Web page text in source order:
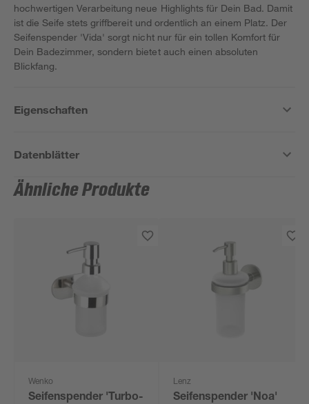
hochwertigen Verarbeitung neue Highlights für Dein Bad. Damit
ist die Seife stets griffbereit und ordentlich an einem Platz. Der
Seifenspender 'Vida' sorgt nicht nur für ein tollen Komfort für
Dein Badezimmer, sondern bietet auch einen absoluten
Blickfang.
Eigenschaften
Datenblätter
Ähnliche Produkte
Wenko
Seifenspender 'Turbo-
Lenz
Seifenspender 'Noa'